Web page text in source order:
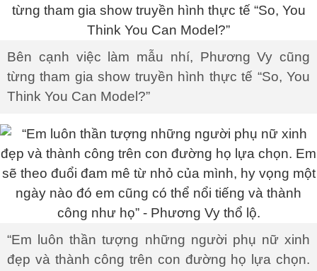
Bên cạnh việc làm mẫu nhí, Phương Vy cũng
từng tham gia show truyền hình thực tế “So, You
Think You Can Model?”
“Em luôn thần tượng những người phụ nữ xinh
đẹp và thành công trên con đường họ lựa chọn.